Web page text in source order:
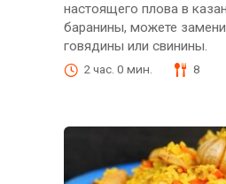
настоящего плова в
баранины, можете
говядины или свинины.
2 час. 0 мин. 8